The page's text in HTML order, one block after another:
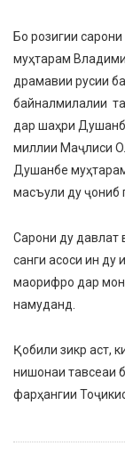
Бо розигии
муҳтарам
драмавии русии
байналмилалии
дар шаҳри
миллии Маҷлиси
Душанбе
масъули ду ҷониб
Сарони ду давлат
санги асоси ин ду
маорифро дар
намуданд.
Қобили зикр аст,
нишонаи тавсеаи
фарҳангии